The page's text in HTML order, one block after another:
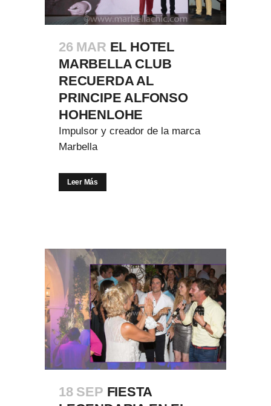
26 MAR EL HOTEL
MARBELLA CLUB
RECUERDA AL
PRINCIPE ALFONSO
HOHENLOHE
Impulsor y creador de la marca
Marbella
Leer Más
18 SEP FIESTA